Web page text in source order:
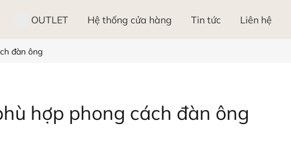
OUTLET Hệ thống cửa hàng Tin tức Liên hệ
đàn ông
hợp phong cách đàn ông